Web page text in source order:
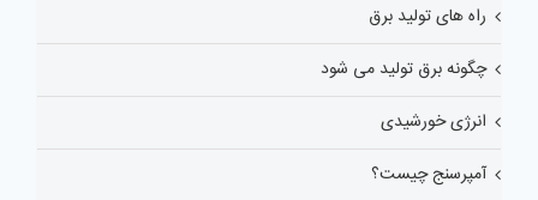
راه های تولید برق
چگونه برق تولید می شود
انرژی خورشیدی
آمپرسنج چیست؟